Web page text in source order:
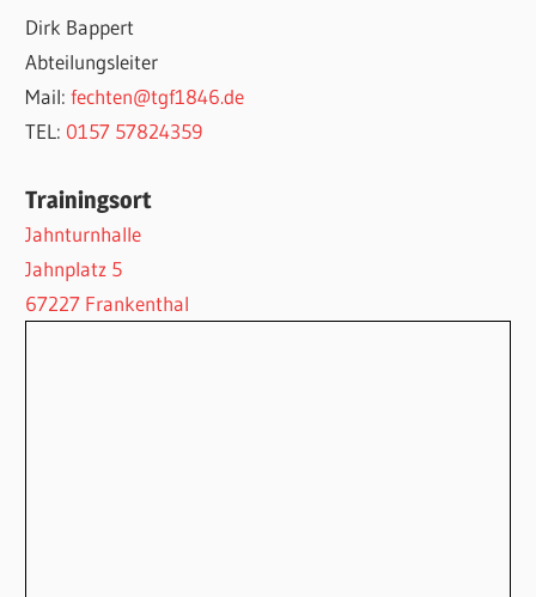
Dirk Bappert
Abteilungsleiter
Mail:fechten@tgf1846.de
TEL: 0157 57824359
Trainingsort
Jahnturnhalle
Jahnplatz 5
67227 Frankenthal